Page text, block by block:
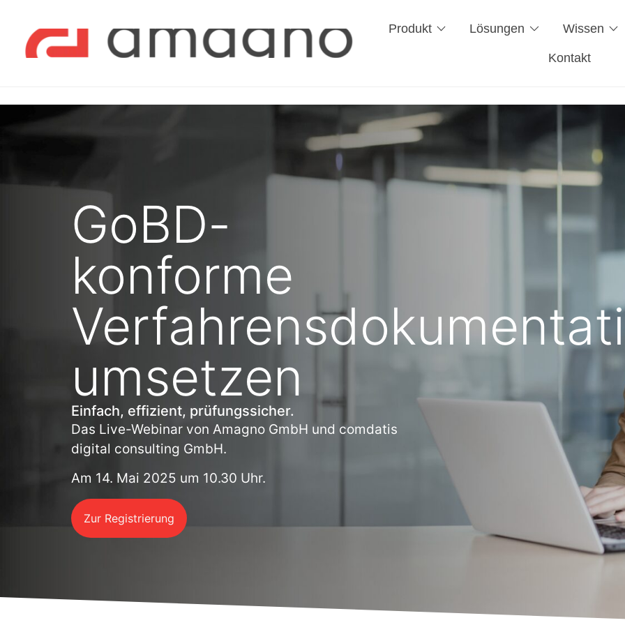
Produkt Lösungen Wissen
Kontakt
GoBD-
konforme
umsetzen
Einfach, effizient, prüfungssicher.
Das Live-Webinar von Amagno GmbH und comdatis
digital consulting GmbH.
Am 14. Mai 2025 um 10.30 Uhr.
Zur Registrierung